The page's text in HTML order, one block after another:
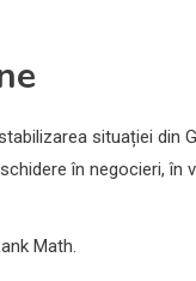
situației din
în negocieri, în
Math.